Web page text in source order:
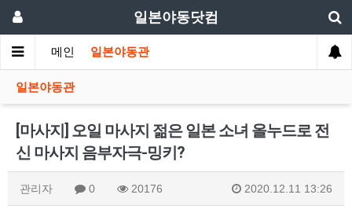
일본야동닷컴
메인 일본야동관
일본야동관
[마사지] 오일 마사지 젊은 일본 소녀 올누드로 전
신 마사지 음부자극-밍키?
관리자 0 20176 2020.12.11 13:26